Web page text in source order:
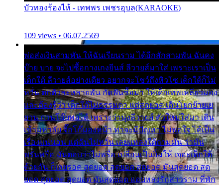
บัวทองร้องไห้ - เทพพร เพชรอุบล(KARAOKE)
109 views • 06.07.2569
พ่อส่งเงินสามพัน ให้ฉันเรียนราม ได้อีกสักสามพัน ฉันคง
บ๊าย บาย จะไปซื้อกางเกงยีนส์ ลีวายส์มาใส่ เพราะเราเป็น
เด็กใต้ ลีวายส์อย่างเดียว อยากจะโชว์ถึงหิวโซ เด็กใต้ก็ไม่
หวั่น ตกตัวละหลายพัน กัดฟันซื้อมา ให้เด็กเทพเหลียวมอง
และต้องรู้ว่า เด็กใต้ไม่ธรรมดา แต่สุดยอด เดินโยกย้ายเย
ยวน กวนโอ๊ยพอได้ เพราะว่านุ่งลีวายส์ ตัวใหม่ใส่มา เดิน
เข้ามหาลัย จิ๊กโก๊มองหน้า ท่าจะมีปัญหา ไม่พอใจ ได้เป็น
เรื่องแน่นอน แต่ฉันไม่หวั่น เลยแหลงใต้ถามมัน ว่ามัน
พรั่นพรือ มันตอบว่าไม่พรื่อ เปลี่ยนเป็นยิ้มให้ เจอะเด็กใต้
ด้วยกัน ก็เลยรอด สุดยอด สุดยอด สุดยอด มันสุดยอด สุด
ยอด สุดยอด สุดยอด มันสุดยอด แอบหลงรักสาวราม ที่พัก